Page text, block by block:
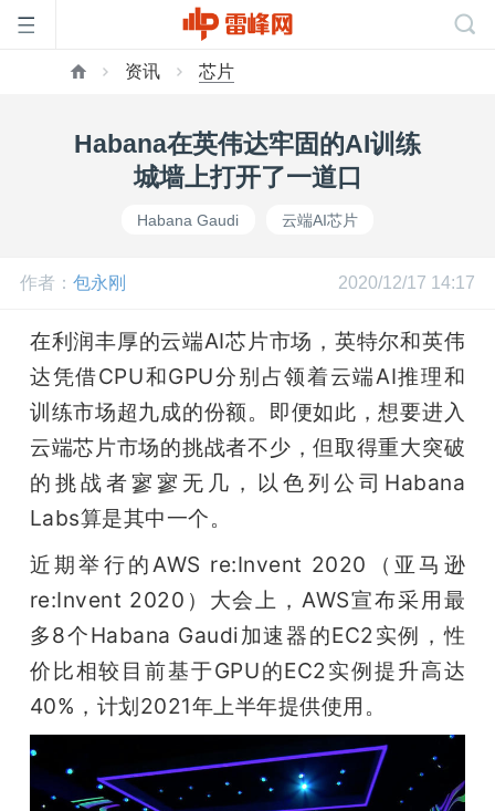
网
开
课
活
动
资讯 芯片
Habana在英伟达牢固的AI训练
城墙上打开了一道口
Habana Gaudi 云端AI芯片
作者： 包永刚 2020/12/17 14:17
在利润丰厚的云端AI芯片市场，英特尔和英伟
达凭借CPU和GPU分别占领着云端AI推理和
训练市场超九成的份额。即便如此，想要进入
云端芯片市场的挑战者不少，但取得重大突破
的挑战者寥寥无几，以色列公司Habana
Labs算是其中一个。
近期举行的AWS re:Invent 2020（亚马逊
re:Invent 2020）大会上，AWS宣布采用最
多8个Habana Gaudi加速器的EC2实例，性
价比相较目前基于GPU的EC2实例提升高达
40%，计划2021年上半年提供使用。